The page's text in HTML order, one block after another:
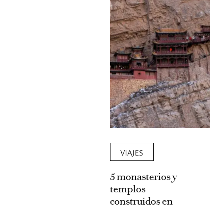
VIAJES
5 monasterios y
templos
construidos en